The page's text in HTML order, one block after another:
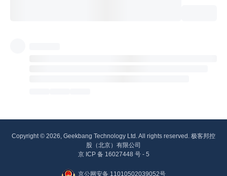
Copyright © 2026, Geekbang Technology Ltd. All rights reserved. 极客邦控
股（北京）有限公司
京 ICP 备 16027448 号 - 5
京公网安备 11010502039052号